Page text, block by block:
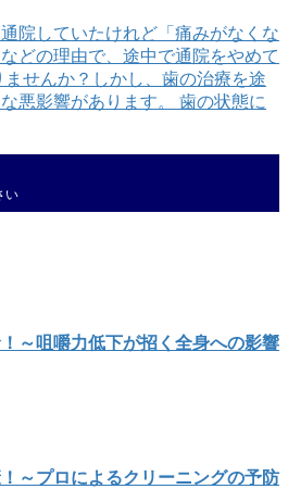
院していたけれど「痛みがなくな
どの理由で、途中で通院をやめて
せんか？しかし、歯の治療を途
悪影響があります。 歯の状態に
い
～咀嚼力低下が招く全身への影響
～プロによるクリーニングの予防